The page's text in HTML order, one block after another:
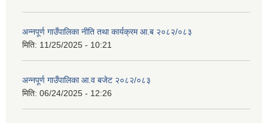
अन्नपूर्ण गाउँपालिका नीति तथा कार्यक्रम आ.ब २०८२/०८३
मिति: 11/25/2025 - 10:21
अन्नपूर्ण गाउँपालिका आ.व बजेट २०८२/०८३
मिति: 06/24/2025 - 12:26